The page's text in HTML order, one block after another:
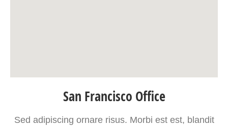
San Francisco Office
Sed adipiscing ornare risus. Morbi est est, blandit